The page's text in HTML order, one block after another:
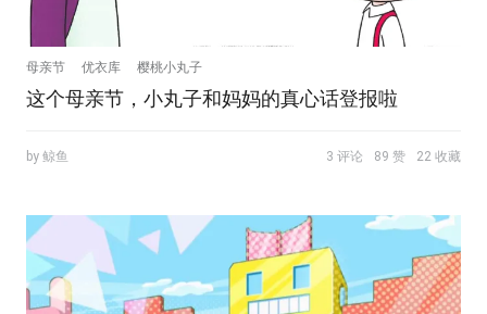
母亲节 优衣库 樱桃小丸子
这个母亲节，小丸子和妈妈的真心话登报啦
by 鲸鱼 3 评论 89 赞 22 收藏